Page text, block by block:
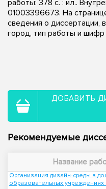
работы: 378 с. : ил..
01003396673. На
сведения о диссертации,
город, тип работы и шифр
ДОБАВИТЬ
Рекомендуемые
Название
Организация дизайн-среды в
образовательных учреждениях